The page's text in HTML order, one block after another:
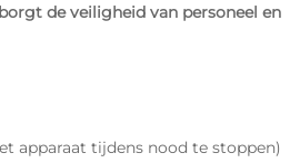
de veiligheid van personeel en
apparaat tijdens nood te stoppen)